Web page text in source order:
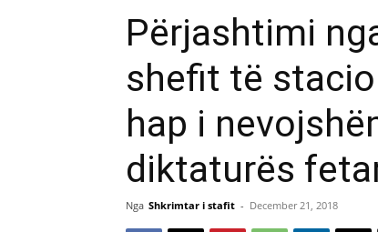
Përjashtimi
shefit të
hap i
diktaturës
Nga Shkrimtar i stafit - December 21, 2018